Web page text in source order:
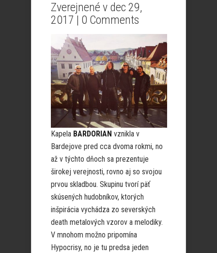
Zverejnené v dec 29,
2017 | 0 Comments
Kapela BARDORIAN vznikla v
Bardejove pred cca dvoma rokmi, no
až v týchto dňoch sa prezentuje
širokej verejnosti, rovno aj so svojou
prvou skladbou. Skupinu tvorí päť
skúsených hudobníkov, ktorých
inšpirácia vychádza zo severských
death metalových vzorov a melodiky.
V mnohom možno pripomína
Hypocrisy, no je tu predsa jeden